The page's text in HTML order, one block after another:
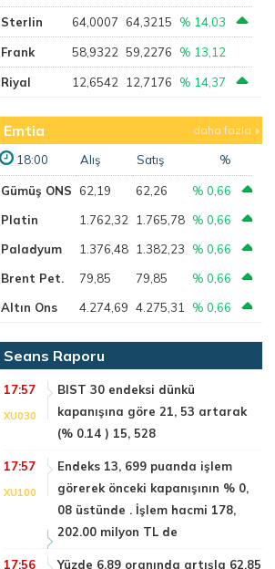
Sterlin 64,0007 64,3215 % 14,03
Frank 58,9322 59,2276 % 13,12
Riyal 12,6542 12,7176 % 14,37
Emtia daha fazla
18:00 Alış Satış %
Gümüş ONS 62,19 62,26
% 0,66
Platin
1.762,32 1.765,78 % 0,66
Paladyum
1.376,48 1.382,23
% 0,66
Brent Pet.
79,85 79,85
% 0,66
Altın Ons
4.274,69 4.275,31 % 0,66
Seans Raporu
17:57
XU030
BIST 30 endeksi dünkü
kapanışına göre 21, 53 artarak
(% 0.14 ) 15, 528
17:57
XU100
Endeks 13, 699 puanda işlem
görerek önceki kapanışının % 0,
08 üstünde . İşlem hacmi 178,
202.00 milyon TL de
17:56
Yüzde 6.89 oranında artışla 62.85